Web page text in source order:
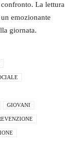
La lettura
emozionante
giornata.
GIOVANI